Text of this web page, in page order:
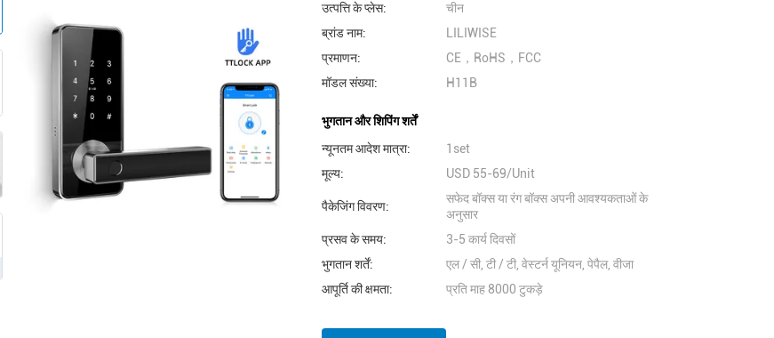
उत्पत्ति के प्लेस:
चीन
ब्रांड नाम:
LILIWISE
प्रमाणन:
CE，RoHS，FCC
मॉडल संख्या:
H11B
भुगतान और शिपिंग शर्तें
न्यूनतम आदेश मात्रा:
1set
मूल्य:
USD 55-69/Unit
पैकेजिंग विवरण:
सफेद बॉक्स या रंग बॉक्स अपनी आवश्यकताओं के
अनुसार
प्रसव के समय:
3-5 कार्य दिवसों
भुगतान शर्तें:
एल / सी, टी / टी, वेस्टर्न यूनियन, पेपैल, वीजा
आपूर्ति की क्षमता:
प्रति माह 8000 टुकड़े